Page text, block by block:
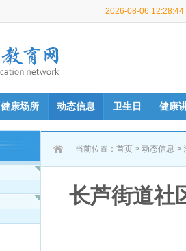
2026-08-06 12:28:44
健康场所 动态信息 卫生日 健康
当前位置： 首页 > 动态信息 >
长芦街道社